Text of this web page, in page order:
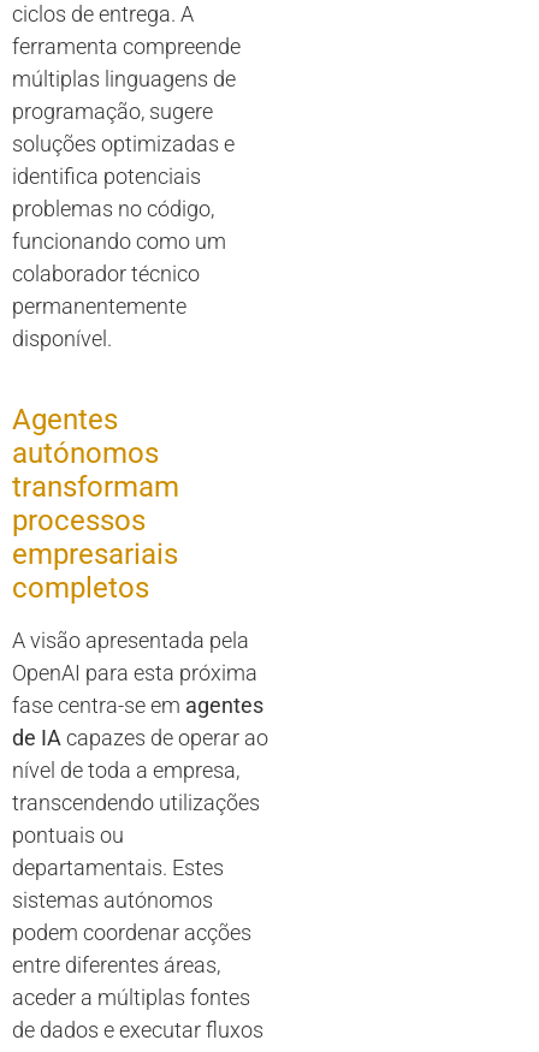
ciclos de entrega. A
ferramenta compreende
múltiplas linguagens de
programação, sugere
soluções optimizadas e
identifica potenciais
problemas no código,
funcionando como um
colaborador técnico
permanentemente
disponível.
Agentes
autónomos
transformam
processos
empresariais
completos
A visão apresentada pela
OpenAI para esta próxima
fase centra-se em agentes
de IAcapazes de operar ao
nível de toda a empresa,
transcendendo utilizações
pontuais ou
departamentais. Estes
sistemas autónomos
podem coordenar acções
entre diferentes áreas,
aceder a múltiplas fontes
de dados e executar fluxos